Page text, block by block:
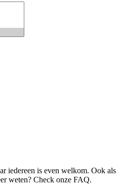
iedereen is even welkom. Ook als
weten? Check onze FAQ.